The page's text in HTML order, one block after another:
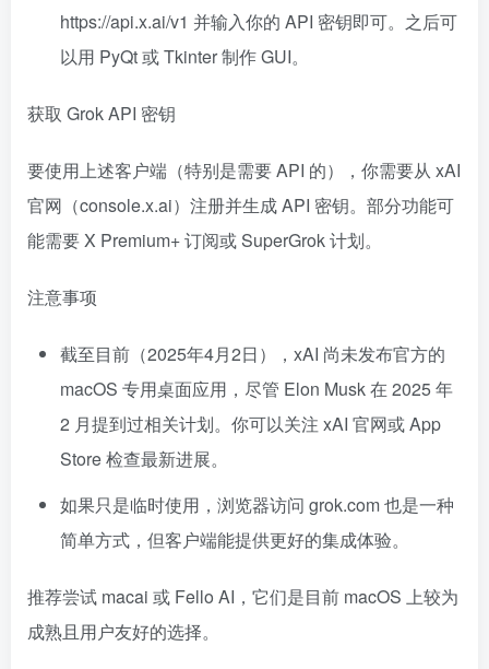
https://api.x.ai/v1 并输入你的 API 密钥即可。之后可
以用 PyQt 或 Tkinter 制作 GUI。
获取 Grok API 密钥
要使用上述客户端（特别是需要 API 的），你需要从 xAI
官网（console.x.ai）注册并生成 API 密钥。部分功能可
能需要 X Premium+ 订阅或 SuperGrok 计划。
注意事项
截至目前（2025年4月2日），xAI 尚未发布官方的
macOS 专用桌面应用，尽管 Elon Musk 在 2025 年
2 月提到过相关计划。你可以关注 xAI 官网或 App
Store 检查最新进展。
如果只是临时使用，浏览器访问 grok.com 也是一种
简单方式，但客户端能提供更好的集成体验。
推荐尝试 macai 或 Fello AI，它们是目前 macOS 上较为
成熟且用户友好的选择。